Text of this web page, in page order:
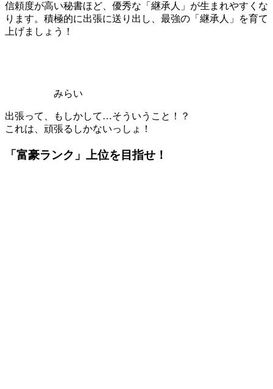
信頼度が高い秘書ほど、優秀な「継承人」が生まれやすくな
ります。積極的に出張に送り出し、最強の「継承人」を育て
上げましょう！
みらい
出張って、もしかして…そういうこと！？
これは、頑張るしかないっしょ！
「富豪ランク」上位を目指せ！